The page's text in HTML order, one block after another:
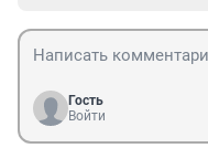
Гость
Войти